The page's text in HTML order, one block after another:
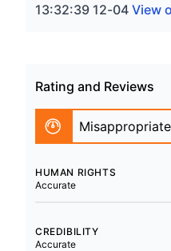
View
Rating and Reviews
HUMAN RIGHTS
Accurate
CREDIBILITY
Accurate